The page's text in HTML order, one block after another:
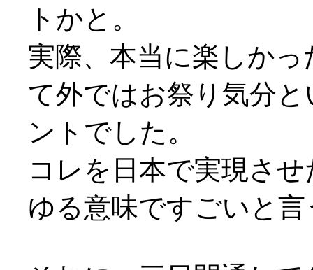
トかと。
実際、本当に楽しか
て外ではお祭り気分
ントでした。
コレを日本で実現さ
ゆる意味ですごいと